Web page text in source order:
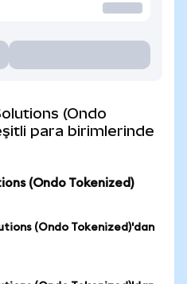
(Ondo
para birimlerinde
(Ondo Tokenized)
(Ondo Tokenized)'dan